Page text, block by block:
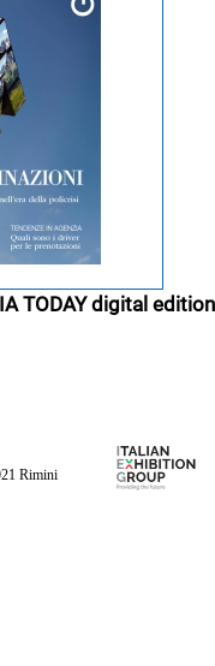
TODAY digital edition
Rimini